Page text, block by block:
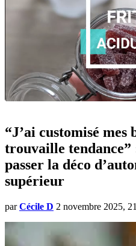
“J’ai customisé mes
trouvaille tendance”
passer la déco
supérieur
par Cécile D 2 novembre 2025,